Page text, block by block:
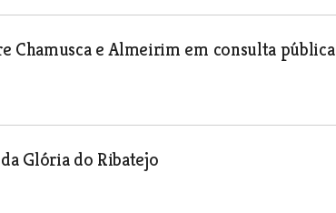
Chamusca e Almeirim em consulta pública
Glória do Ribatejo